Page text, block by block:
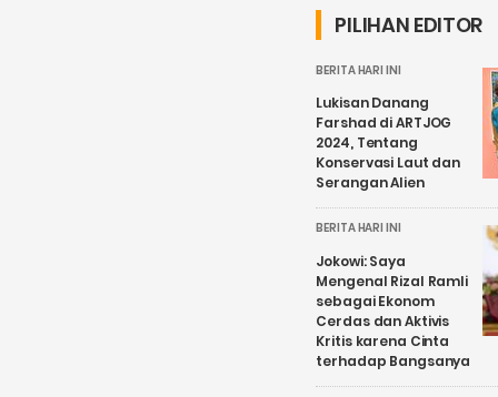
PILIHAN EDITOR
BERITA HARI INI
Lukisan Danang
Farshad di ARTJOG
2024, Tentang
Konservasi Laut dan
Serangan Alien
BERITA HARI INI
Jokowi: Saya
Mengenal Rizal Ramli
sebagai Ekonom
Cerdas dan Aktivis
Kritis karena Cinta
terhadap Bangsanya